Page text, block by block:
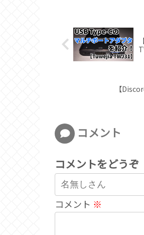
【
コメント
コメントをどうぞ
コメント ※